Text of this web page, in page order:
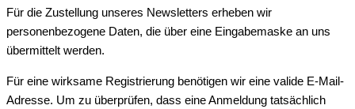
Für die Zustellung unseres Newsletters erheben wir
personenbezogene Daten, die über eine Eingabemaske an uns
übermittelt werden.
Für eine wirksame Registrierung benötigen wir eine valide E-Mail-
Adresse. Um zu überprüfen, dass eine Anmeldung tatsächlich